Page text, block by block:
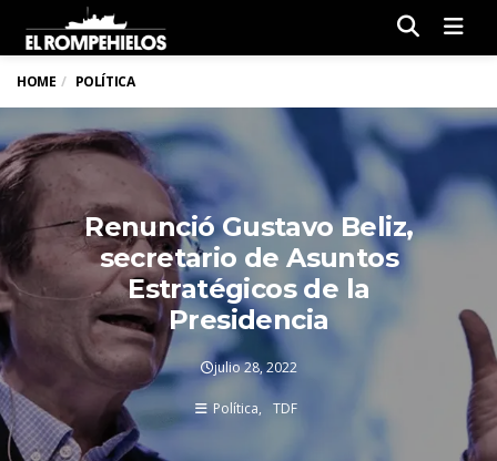
HOME POLÍTICA
Renunció Gustavo Beliz,
secretario de Asuntos
Estratégicos de la
Presidencia
julio 28, 2022
Política TDF